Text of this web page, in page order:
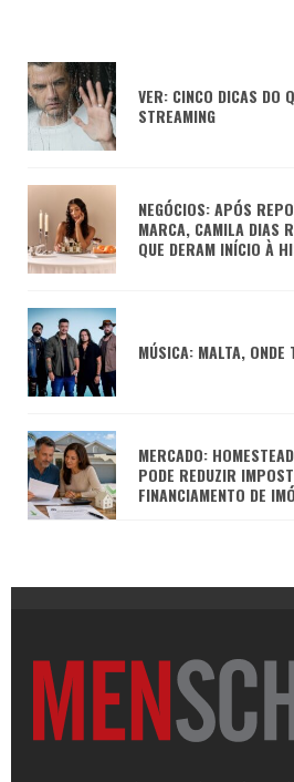
VER: CINCO DICAS DO
STREAMING
NEGÓCIOS: APÓS
MARCA, CAMILA DIAS
QUE DERAM INÍCIO À
MÚSICA: MALTA, ONDE
MERCADO:
PODE REDUZIR
FINANCIAMENTO DE